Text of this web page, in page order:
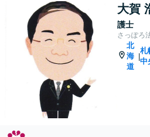
大賀
護士
さっぽろ
北
海
道
|
札
中